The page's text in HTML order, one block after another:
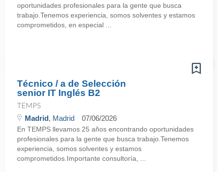
oportunidades profesionales para la gente que busca
trabajo.Tenemos experiencia, somos solventes y estamos
comprometidos, en especial ...
Técnico / a de Selección
senior IT Inglés B2
TEMPS
Madrid, Madrid 07/06/2026
En TEMPS llevamos 25 años encontrando oportunidades
profesionales para la gente que busca trabajo.Tenemos
experiencia, somos solventes y estamos
comprometidos.Importante consultoría, ...